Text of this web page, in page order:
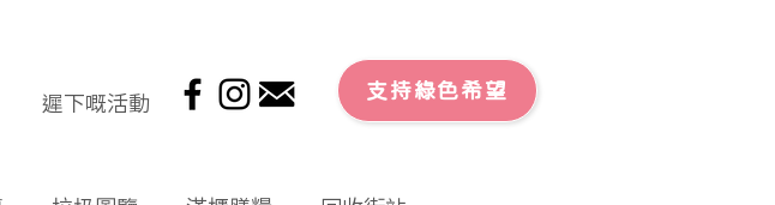
遲下嘅活動 支持綠色希望